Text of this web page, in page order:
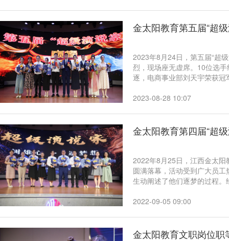
金太阳教育第五届“超
2023年8月24日，第五届“超
烈，现场座无虚席。10位选
逐，电商事业部刘天宇荣获
究院夏波荣、智慧教育事业
2023-08-28 10:07
金太阳教育第四届“超
2022年8月25日，江西金太阳
圆满落幕，活动受到广大员
生动阐述了他们逐梦的过程
传媒部邓逸文荣获三等奖，
分肯定。
2022-09-05 09:00
金太阳教育文职岗位